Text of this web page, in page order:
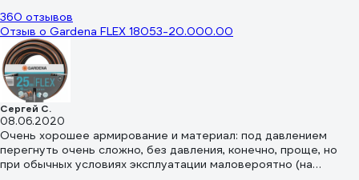
360 отзывов
Отзыв о Gardena FLEX 18053-20.000.00
Сергей С.
08.06.2020
Очень хорошее армирование и материал: под давлением
перегнуть очень сложно, без давления, конечно, проще, но
при обычных условиях эксплуатации маловероятно (на